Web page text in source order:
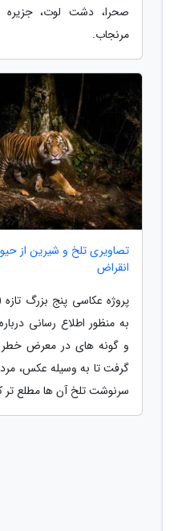
صحرا، دشت لوت،
مرنجاب.
تصاویری تلخ و شیرین از
انقراض
به منظور اطلاع رسانی
و گونه های در معرض
گرفت تا به وسیله عکس،
سرنوشت تلخ آن ها مطلع تر